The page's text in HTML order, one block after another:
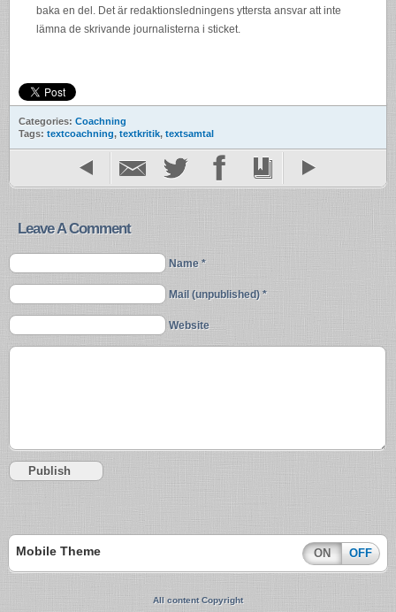
baka en del. Det är redak­tion­sled­nin­gens ytter­sta ans­var att inte
lämna de skri­vande jour­nal­is­terna i sticket.
Categories: Coachning
Tags: textcoachning, textkritik, textsamtal
Leave A Comment
Name *
Mail (unpublished) *
Website
Mobile Theme ON OFF
All content Copyright